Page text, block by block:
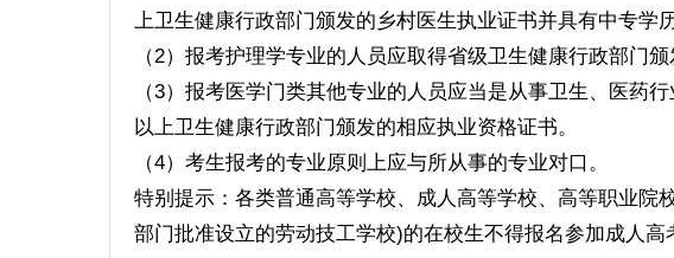
上卫生健康行政部门颁发的乡村医生执业证书并具有中专学
（2）报考护理学专业的人员应取得省级卫生健康行政部门颁
（3）报考医学门类其他专业的人员应当是从事卫生、医药
以上卫生健康行政部门颁发的相应执业资格证书。
（4）考生报考的专业原则上应与所从事的专业对口。
特别提示：各类普通高等学校、成人高等学校、高等职业院
部门批准设立的劳动技工学校)的在校生不得报名参加成人高